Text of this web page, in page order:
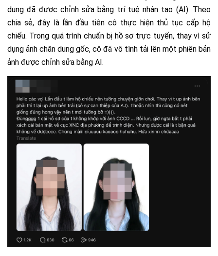
dung đã được chỉnh sửa bằng trí tuệ nhân tạo (AI). Theo
chia sẻ, đây là lần đầu tiên cô thực hiện thủ tục cấp hộ
chiếu. Trong quá trình chuẩn bị hồ sơ trực tuyến, thay vì sử
dụng ảnh chân dung gốc, cô đã vô tình tải lên một phiên bản
ảnh được chỉnh sửa bằng AI.